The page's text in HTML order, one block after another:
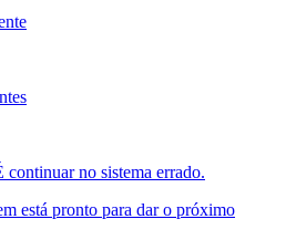
no sistema errado.
está pronto para dar o próximo